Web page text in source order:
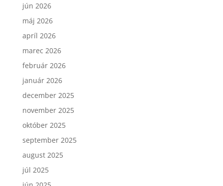
jún 2026
máj 2026
apríl 2026
marec 2026
február 2026
január 2026
december 2025
november 2025
október 2025
september 2025
august 2025
júl 2025